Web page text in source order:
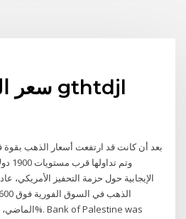
سعر الفائدة الفورية gthtdjl
بعد أن كانت قد ارتفعت أسعار الذهب بقوة
وتم
الإيجابية حول حزمة التحفيز الأمريكي،